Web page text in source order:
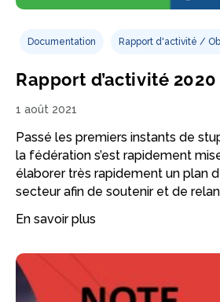
Documentation Rapport d'activité /
Rapport d’activité 2020
1 août 2021
Passé les premiers instants de
la fédération s’est rapidement
élaborer très rapidement un plan
secteur afin de soutenir et de
En savoir plus